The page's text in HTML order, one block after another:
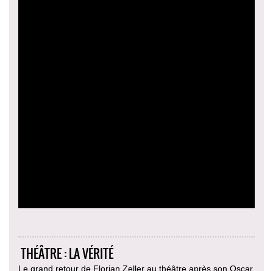
THÉÂTRE : LA VÉRITÉ
Le grand retour de Florian Zeller au théâtre après son Oscar